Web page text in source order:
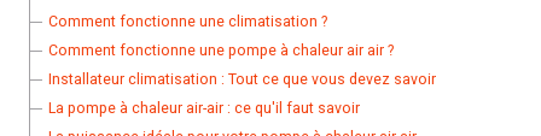
Comment fonctionne une climatisation ?
Comment fonctionne une pompe à chaleur air air ?
Installateur climatisation : Tout ce que vous devez savoir
La pompe à chaleur air-air : ce qu'il faut savoir